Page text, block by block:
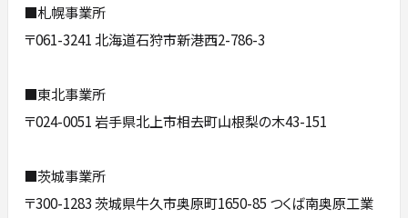
■札幌事業所
〒061-3241 北海道石狩市新港西2-786-3
■東北事業所
〒024-0051 岩手県北上市相去町山根梨の木43-151
■茨城事業所
〒300-1283 茨城県牛久市奥原町1650-85 つくば南奥原工業